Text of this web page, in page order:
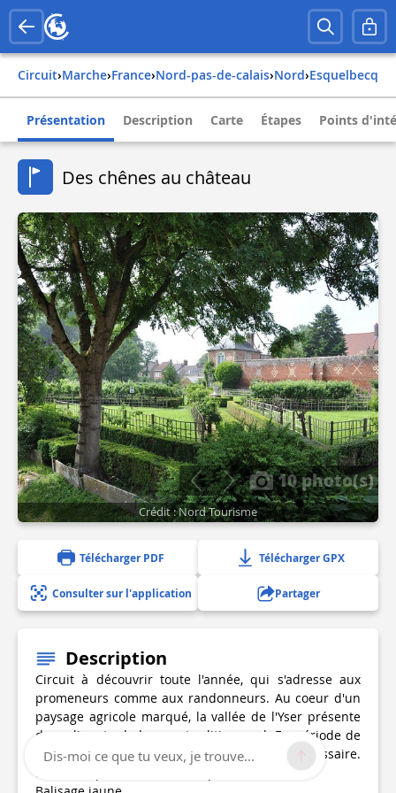
Circuit› Marche› france› nord-pas-de-calais› nord› esquelbecq
Présentation Description Carte Étapes Points
Des chênes au château
10 photo(s)
Crédit : Nord Tourisme
Télécharger PDF Télécharger GPX
Consulter sur l'application Partager
Description
Circuit à découvrir toute l'année, qui s'adresse aux
promeneurs comme aux randonneurs. Au coeur d'un
paysage agricole marqué, la vallée de l'Yser présente
des reliquats de bocage traditionneml. En période de
pluie le port de chaussures étanches est nécessaire.
Meilleure période d'avril à septembre.
Dis-moi ce que tu veux, je trouve...